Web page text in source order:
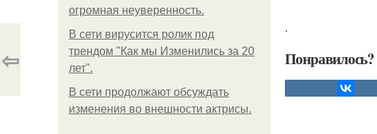
огромная неуверенность.
В сети вирусится ролик под
трендом "Как мы Изменились за 20
лет".
В сети продолжают обсуждать
изменения во внешности актрисы.
.
Понравилось?
⇦